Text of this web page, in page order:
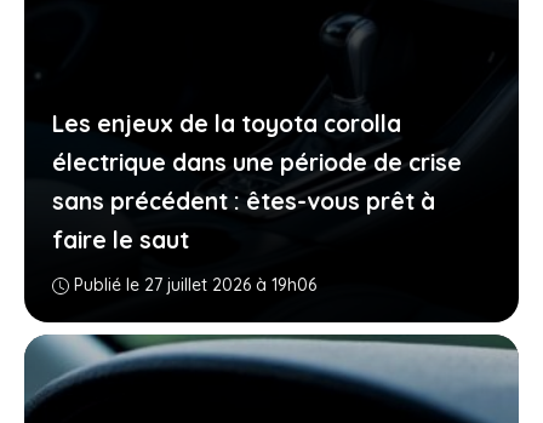
Les enjeux de la toyota corolla
électrique dans une période de crise
sans précédent : êtes-vous prêt à
faire le saut
Publié le 27 juillet 2026 à 19h06